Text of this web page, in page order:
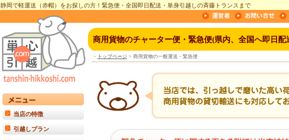
静岡で軽運送（赤帽）をお探しの方！緊急便・全国即日配送・単身引越しの斉藤トランスまで
当店の特徴
引越しプラン
商用貨物のチャーター便・緊急便(県内、全国へ即日配
・ トップページ > 商用貨物の一般運送・緊急便